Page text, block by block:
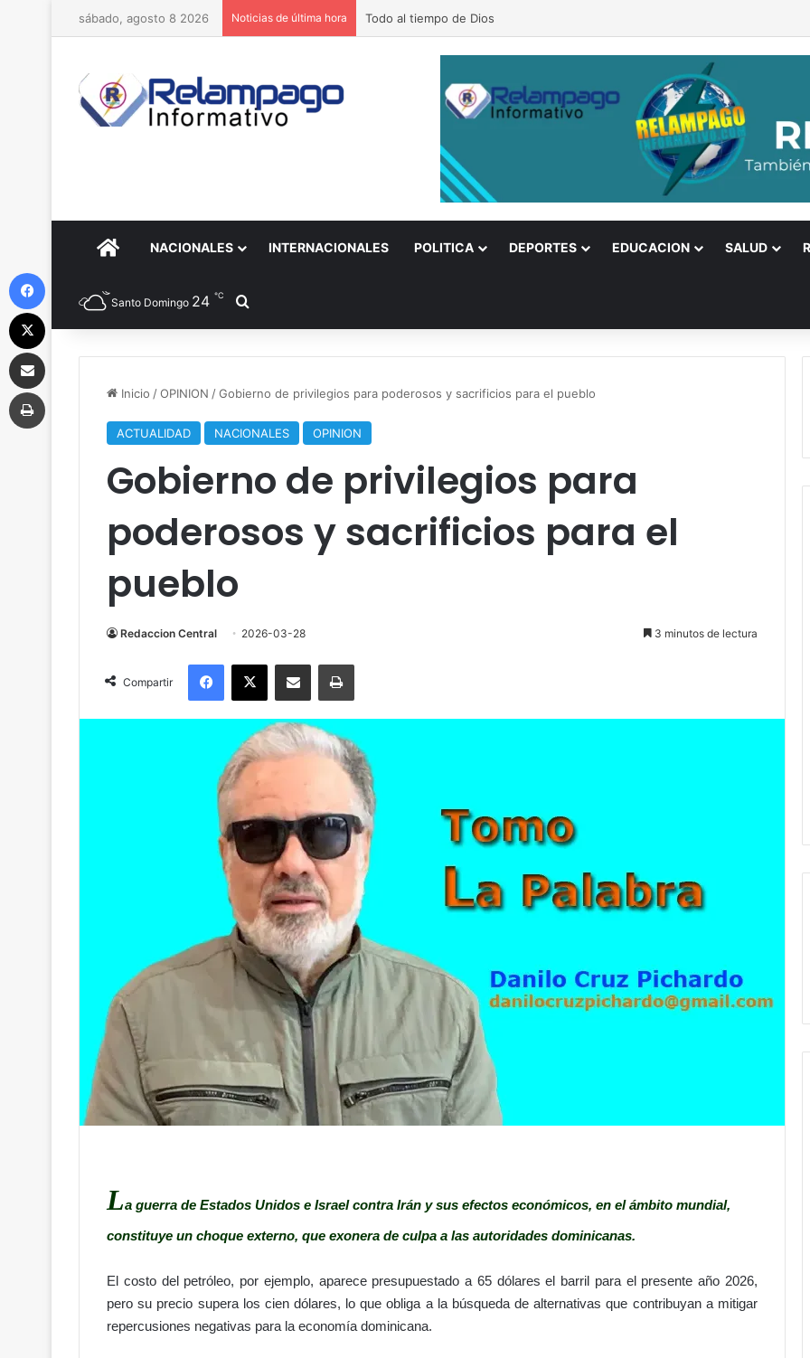
sábado, agosto 8 2026 Noticias de última hora Hackers descubren ‘participación’ de la OTAN en ataques a Rusia, corrupción
PORTADA
NACIONALES INTERNACIONALES POLITICA DEPORTES EDUCACION SALUD
Santo Domingo 24 ℃
Inicio /OPINION /Gobierno de privilegios para poderosos y sacrificios para el pueblo
ACTUALIDAD NACIONALES OPINION
Gobierno de privilegios para
poderosos y sacrificios para el
pueblo
Redaccion Central 2026-03-28 3 minutos de lectura
Compartir
La guerra de Estados Unidos e Israel contra Irán y sus efectos económicos, en el ámbito mundial,
constituye un choque externo, que exonera de culpa a las autoridades dominicanas.
El costo del petróleo, por ejemplo, aparece presupuestado a 65 dólares el barril para el presente año 2026,
pero su precio supera los cien dólares, lo que obliga a la búsqueda de alternativas que contribuyan a mitigar
repercusiones negativas para la economía dominicana.